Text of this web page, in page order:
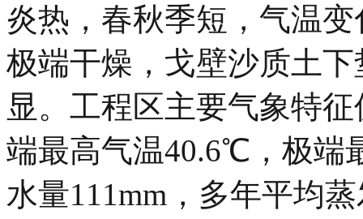
炎热，春秋季短，气温
极端干燥，戈壁沙质土
显。工程区主要气象特
端最高气温40.6℃，极端
水量111mm，多年平均